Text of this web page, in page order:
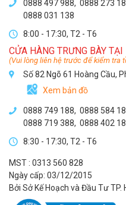
0888 497 988, 0888 273
0888 031 138
8:00 - 17:30, T2 - T6
CỬA HÀNG TRƯNG BÀY TẠI
(Vui lòng liên hệ trước để kiểm tra
Số 82 Ngõ 61 Hoàng Cầu,
Xem bản đồ
0888 749 188, 0888 584
0888 719 388, 0888 402
8:30 - 17:30, T2 - T6
MST : 0313 560 828
Ngày cấp: 03/12/2015
Bởi Sở Kế Hoạch và Đầu Tư TP.